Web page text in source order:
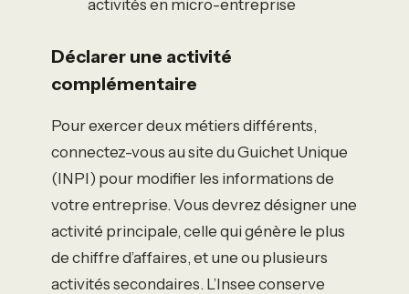
activités en micro-entreprise
Déclarer une activité
complémentaire
Pour exercer deux métiers différents,
connectez-vous au site du Guichet Unique
(INPI) pour modifier les informations de
votre entreprise. Vous devrez désigner une
activité principale, celle qui génère le plus
de chiffre d’affaires, et une ou plusieurs
activités secondaires. L’Insee conserve